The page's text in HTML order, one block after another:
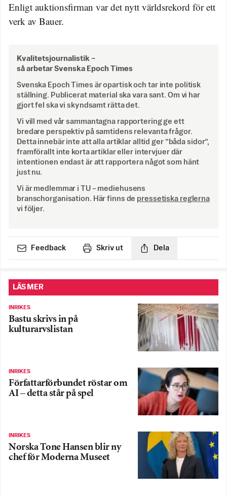
Enligt auktionsfirman var det nytt världsrekord för ett
verk av Bauer.
Kvalitetsjournalistik –
så arbetar Svenska Epoch Times
Svenska Epoch Times är opartisk och tar inte politisk
ställning. Publicerat material ska vara sant. Om vi har
gjort fel ska vi skyndsamt rätta det.
Vi vill med vår sammantagna rapportering ge ett
bredare perspektiv på samtidens relevanta frågor.
Detta innebär inte att alla artiklar alltid ger ”båda sidor”,
framförallt inte korta artiklar eller intervjuer där
intentionen endast är att rapportera något som hänt
just nu.
Vi är medlemmar i TU – mediehusens
branschorganisation. Här finns de pressetiska reglerna
vi följer.
Feedback Skriv ut Dela
LÄS MER
INRIKES
Bastu skrivs in på
kulturarvslistan
INRIKES
Författarförbundet röstar om
AI – detta står på spel
INRIKES
Norska Tone Hansen blir ny
chef för Moderna Museet